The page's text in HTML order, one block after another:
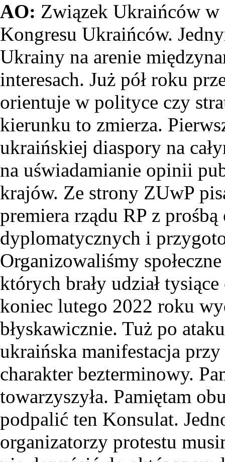
AO: Związek Ukraińców w
Kongresu Ukraińców.
Ukrainy na arenie
interesach. Już pół roku
orientuje w polityce czy
kierunku to zmierza.
ukraińskiej diaspory na
na uświadamianie opinii
krajów. Ze strony ZUwP
premiera rządu RP z prośbą
dyplomatycznych i
Organizowaliśmy
których brały udział
koniec lutego 2022 roku
błyskawicznie. Tuż po
ukraińska manifestacja
charakter bezterminowy.
towarzyszyła. Pamiętam
podpalić ten Konsulat.
organizatorzy protestu